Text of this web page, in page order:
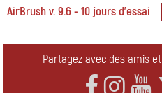
AirBrush v. 9.6 - 10 jours d'essai
Partagez avec des amis